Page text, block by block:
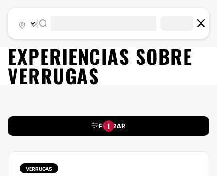
EXPERIENCIAS SOBRE
VERRUGAS
FILTRAR
1
VERRUGAS